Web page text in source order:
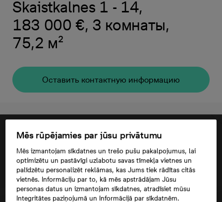
Skaistkalnes 1 - 14,
183 000 €, 3 комнаты,
75,2 м²
Oставить контактную информацию
Mēs rūpējamies par jūsu privātumu
Mēs izmantojam sīkdatnes un trešo pušu pakalpojumus, lai
optimizētu un pastāvīgi uzlabotu savas tīmekļa vietnes un
palīdzētu personalizēt reklāmas, kas Jums tiek rādītas citās
vietnēs. Informāciju par to, kā mēs apstrādājam Jūsu
personas datus un izmantojam sīkdatnes, atradīsiet mūsu
Integritātes paziņojumā un Informācijā par sīkdatnēm.